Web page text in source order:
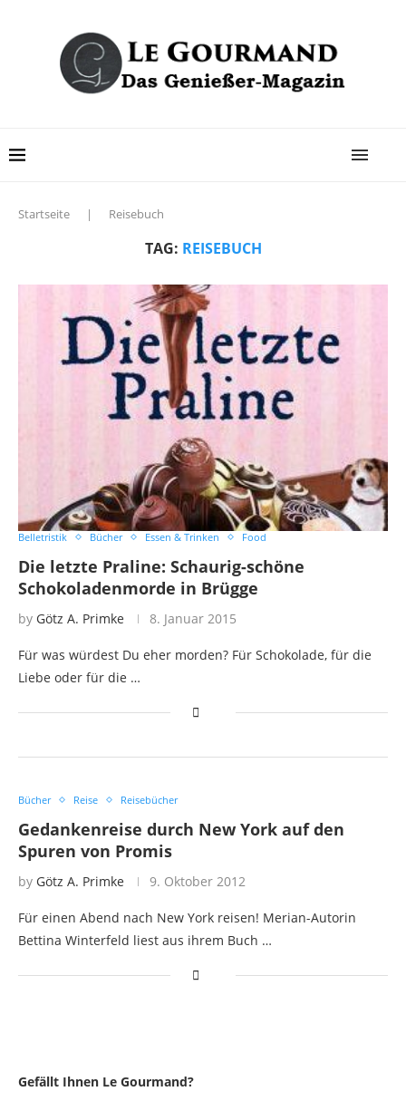
Startseite | Reisebuch
TAG: REISEBUCH
Belletristik Bücher Essen & Trinken Food
Die letzte Praline: Schaurig-schöne
Schokoladenmorde in Brügge
by Götz A. Primke 8. Januar 2015
Für was würdest Du eher morden? Für Schokolade, für die
Liebe oder für die …
Bücher Reise Reisebücher
Gedankenreise durch New York auf den
Spuren von Promis
by Götz A. Primke 9. Oktober 2012
Für einen Abend nach New York reisen! Merian-Autorin
Bettina Winterfeld liest aus ihrem Buch …
Gefällt Ihnen Le Gourmand?